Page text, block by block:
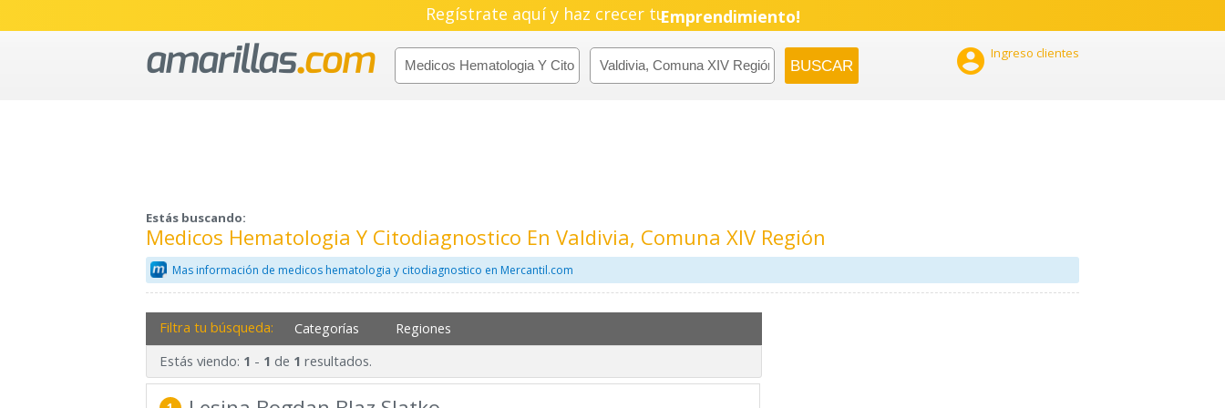
Regístrate aquí y haz crecer tuPyme!
Emprendimiento!
 Ingreso clientes
Estás buscando:
Medicos Hematologia Y Citodiagnostico En Valdivia, Comuna XIV Región
Mas información de medicos hematologia y citodiagnostico en Mercantil.com
Filtra tu búsqueda: Categorías Regiones
Estás viendo: 1 - 1 de 1 resultados.